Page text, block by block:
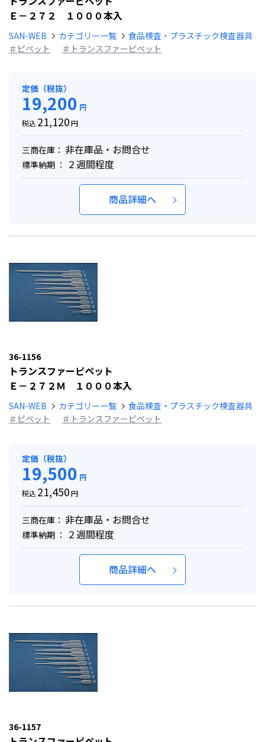
Ｅ－２７２ １０００本入
SAN-WEB カテゴリー一覧
食品検査・プラスチック検査器具
＃ピペット
＃トランスファーピペット
定価（税抜）
19,200 円
税込 21,120円
三商在庫： 非在庫品・お問合せ
標準納期 ： ２週間程度
商品詳細へ
36-1156
トランスファーピペット
Ｅ－２７２Ｍ １０００本入
SAN-WEB カテゴリー一覧
食品検査・プラスチック検査器具
＃ピペット
＃トランスファーピペット
定価（税抜）
19,500 円
税込 21,450円
三商在庫： 非在庫品・お問合せ
標準納期 ： ２週間程度
商品詳細へ
36-1157